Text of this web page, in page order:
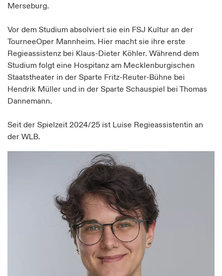
Merseburg.
Vor dem Studium absolviert sie ein FSJ Kultur an der
TourneeOper Mannheim. Hier macht sie ihre erste
Regieassistenz bei Klaus-Dieter Köhler. Während dem
Studium folgt eine Hospitanz am Mecklenburgischen
Staatstheater in der Sparte Fritz-Reuter-Bühne bei
Hendrik Müller und in der Sparte Schauspiel bei Thomas
Dannemann.
Seit der Spielzeit 2024/25 ist Luise Regieassistentin an
der WLB.